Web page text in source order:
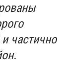
частично